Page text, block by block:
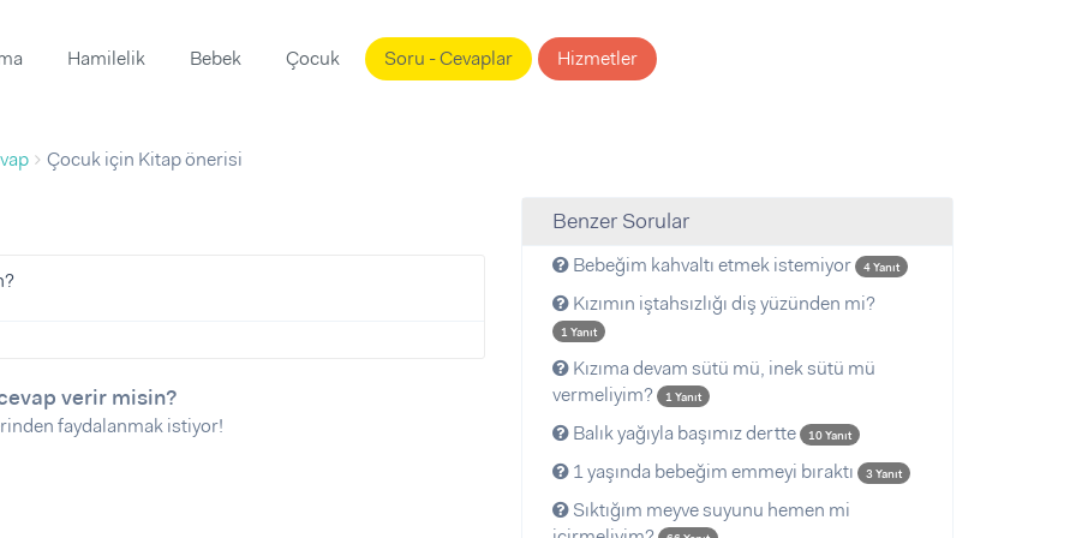
Hamilelik Bebek Çocuk Soru - Cevaplar Hizmetler
Çocuk için Kitap önerisi
verir misin?
faydalanmak istiyor!
Benzer Sorular
Bebeğim kahvaltı etmek istemiyor 4 Yanıt
Kızımın iştahsızlığı diş yüzünden mi?
1 Yanıt
Kızıma devam sütü mü, inek sütü mü
vermeliyim?
1 Yanıt
Balık yağıyla başımız dertte 10 Yanıt
1 yaşında bebeğim emmeyi bıraktı 3 Yanıt
Sıktığım meyve suyunu hemen mi